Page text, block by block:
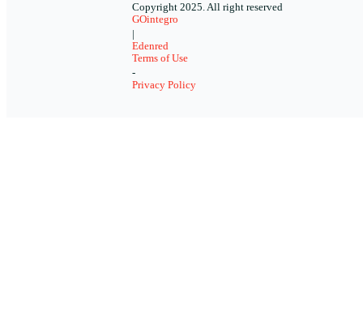
Copyright 2025. All right reserved
GOintegro
Edenred
Terms of Use
-
Privacy Policy